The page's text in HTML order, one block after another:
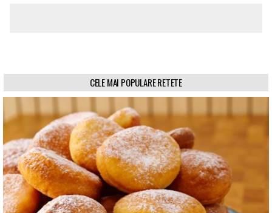
CELE MAI POPULARE RETETE